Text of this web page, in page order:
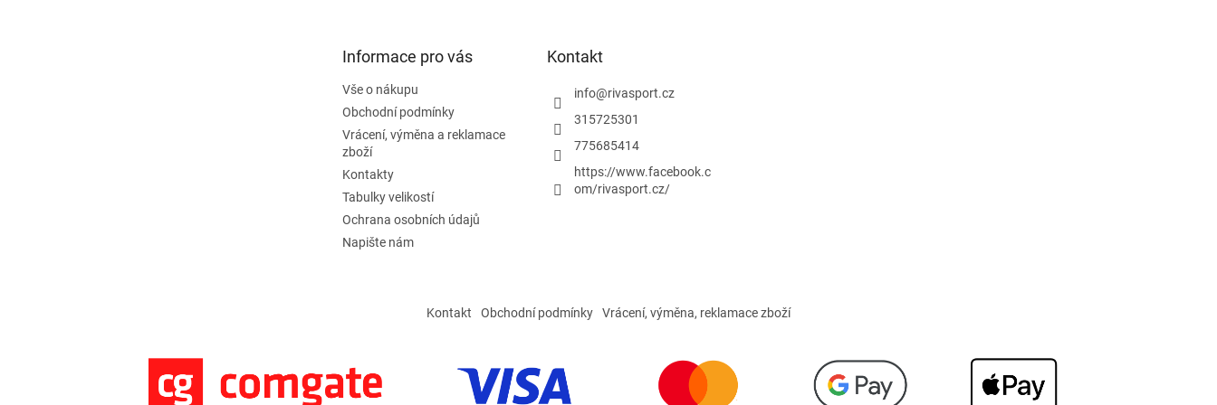
Informace pro vás
Vše o nákupu
Obchodní podmínky
Vrácení, výměna a reklamace
zboží
Kontakty
Tabulky velikostí
Ochrana osobních údajů
Napište nám
Kontakt
info@rivasport.cz
315725301
775685414
https://www.facebook.c
om/rivasport.cz/
Kontakt Obchodní podmínky Vrácení, výměna, reklamace zboží